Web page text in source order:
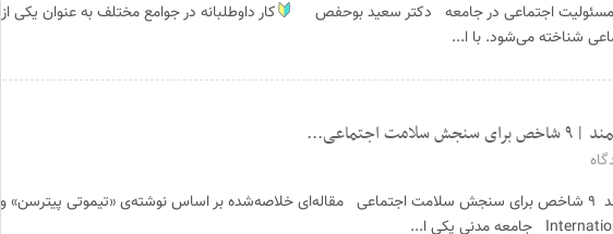
مسئولیت اجتماعی در جامعه دکتر سعید بوحفص
کار داوطلبانه در جوامع مختلف به عنوان یکی از
شناخته می‌شود. با ا...
ویژگی‌های جامعه مدنی قدرتمند ۹ شاخص برای سنجش سلامت اجتماعی مقاله‌ای خلاصه‌شده بر اساس نوشته‌ی «تیموتی پیترسن» و